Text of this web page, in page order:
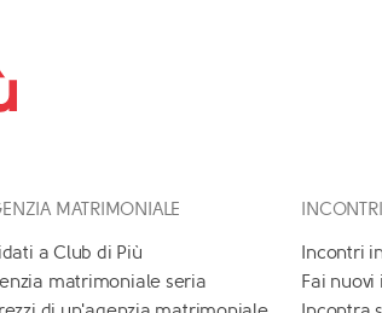
MATRIMONIALE
a Club di Più
matrimoniale seria
Incontri
Fai nuovi